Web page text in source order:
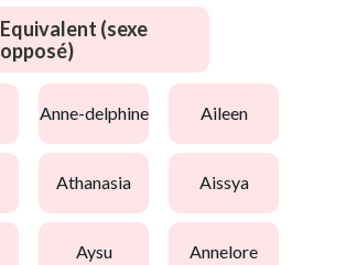
Equivalent (sexe
opposé)
anne-delphine aileen
athanasia aissya
aysu annelore